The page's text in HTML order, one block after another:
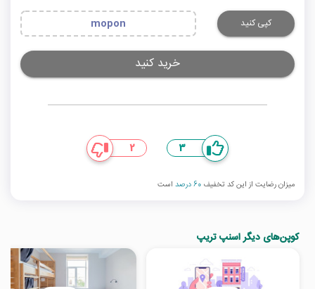
کپی کنید mopon
خرید کنید
3
2
میزان رضایت از این کد تخفیف 60 درصد است
کوپن‌های دیگر اسنپ تریپ